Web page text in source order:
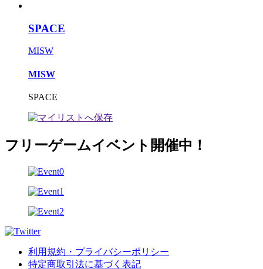
SPACE
MISW
MISW
SPACE
フリーゲームイベント開催中！
利用規約・プライバシーポリシー
特定商取引法に基づく表記